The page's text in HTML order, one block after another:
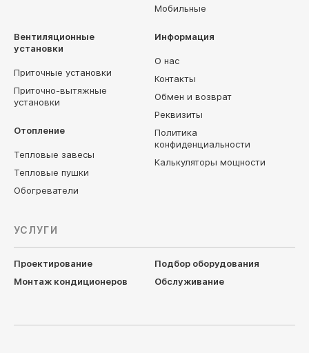
Мобильные
Вентиляционные
установки
Приточные установки
Приточно-вытяжные
установки
Отопление
Тепловые завесы
Тепловые пушки
Обогреватели
Информация
О нас
Контакты
Обмен и возврат
Реквизиты
Политика
конфиденциальности
Калькуляторы мощности
УСЛУГИ
Проектирование
Подбор оборудования
Монтаж кондиционеров
Обслуживание